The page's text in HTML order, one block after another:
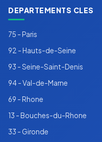
DEPARTEMENTS CLES
75 - Paris
92 - Hauts-de-Seine
93 - Seine-Saint-Denis
94 - Val-de-Marne
69 - Rhone
13 - Bouches-du-Rhone
33 - Gironde